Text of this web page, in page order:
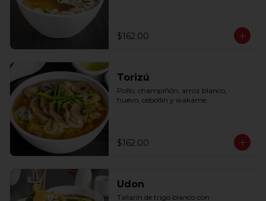
$162.00
Torizú
Pollo, champiñón, arroz blanco,
huevo, cebollín y wakame.
$162.00
Udon
Tallarín de trigo blanco con